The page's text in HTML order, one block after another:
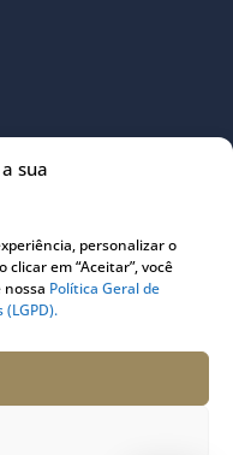
sua
personalizar o
em “Aceitar”, você
nossa Política Geral de
(LGPD).